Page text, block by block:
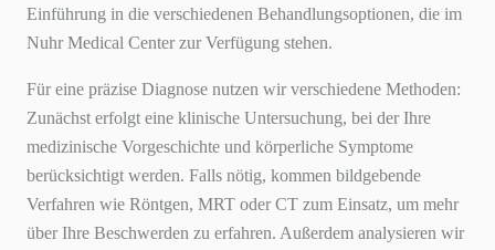
Einführung in die verschiedenen Behandlungsoptionen, die im
Nuhr Medical Center zur Verfügung stehen.
Für eine präzise Diagnose nutzen wir verschiedene Methoden:
Zunächst erfolgt eine klinische Untersuchung, bei der Ihre
medizinische Vorgeschichte und körperliche Symptome
berücksichtigt werden. Falls nötig, kommen bildgebende
Verfahren wie Röntgen, MRT oder CT zum Einsatz, um mehr
über Ihre Beschwerden zu erfahren. Außerdem analysieren wir